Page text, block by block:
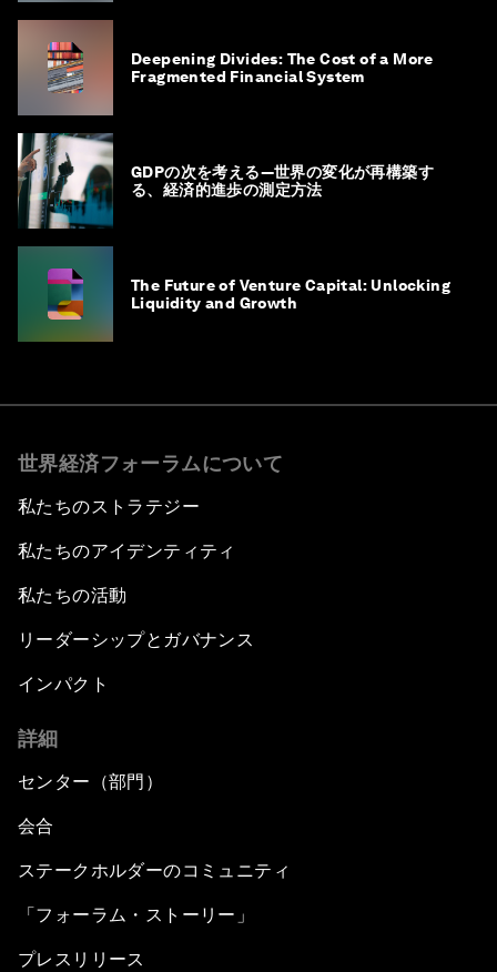
Deepening Divides: The Cost of a More
Fragmented Financial System
GDPの次を考える―世界の変化が再構築す
る、経済的進歩の測定方法
The Future of Venture Capital: Unlocking
Liquidity and Growth
世界経済フォーラムについて
私たちのストラテジー
私たちのアイデンティティ
私たちの活動
リーダーシップとガバナンス
インパクト
詳細
センター（部門）
会合
ステークホルダーのコミュニティ
「フォーラム・ストーリー」
プレスリリース